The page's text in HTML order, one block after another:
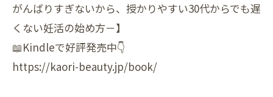
がんばりすぎないから、授かりやすい30代からでも遅
くない妊活の始め方－】
📖Kindleで好評発売中👇
https://kaori-beauty.jp/book/